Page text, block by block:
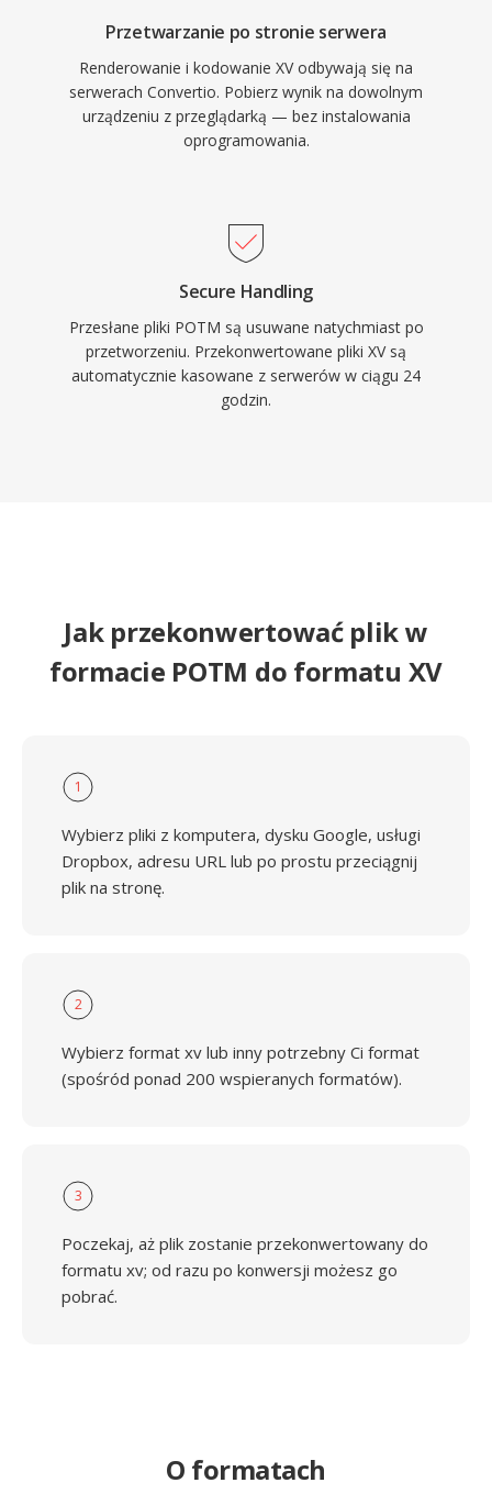
Przetwarzanie po stronie serwera
Renderowanie i kodowanie XV odbywają się na
serwerach Convertio. Pobierz wynik na dowolnym
urządzeniu z przeglądarką — bez instalowania
oprogramowania.
Secure Handling
Przesłane pliki POTM są usuwane natychmiast po
przetworzeniu. Przekonwertowane pliki XV są
automatycznie kasowane z serwerów w ciągu 24
godzin.
Jak przekonwertować plik w
formacie POTM do formatu XV
1
Wybierz pliki z komputera, dysku Google, usługi
Dropbox, adresu URL lub po prostu przeciągnij
plik na stronę.
2
Wybierz format xv lub inny potrzebny Ci format
(spośród ponad 200 wspieranych formatów).
3
Poczekaj, aż plik zostanie przekonwertowany do
formatu xv; od razu po konwersji możesz go
pobrać.
O formatach